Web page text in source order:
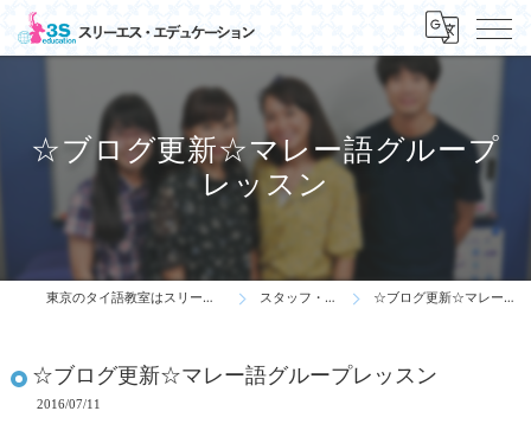
☆ブログ更新☆マレー語グループ
レッスン
東京のタイ語教室はスリーエス・エデュケーション スタッフ・先生の一言 ☆ブログ更新☆マレー語グループレッスン
☆ブログ更新☆マレー語グループレッスン
2016/07/11